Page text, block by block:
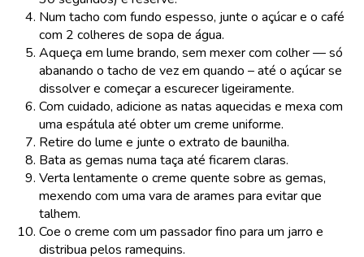
Num tacho com fundo espesso, junte o açúcar e o café
com 2 colheres de sopa de água.
Aqueça em lume brando, sem mexer com colher — só
abanando o tacho de vez em quando – até o açúcar se
dissolver e começar a escurecer ligeiramente.
Com cuidado, adicione as natas aquecidas e mexa com
uma espátula até obter um creme uniforme.
Retire do lume e junte o extrato de baunilha.
Bata as gemas numa taça até ficarem claras.
Verta lentamente o creme quente sobre as gemas,
mexendo com uma vara de arames para evitar que
talhem.
Coe o creme com um passador fino para um jarro e
distribua pelos ramequins.